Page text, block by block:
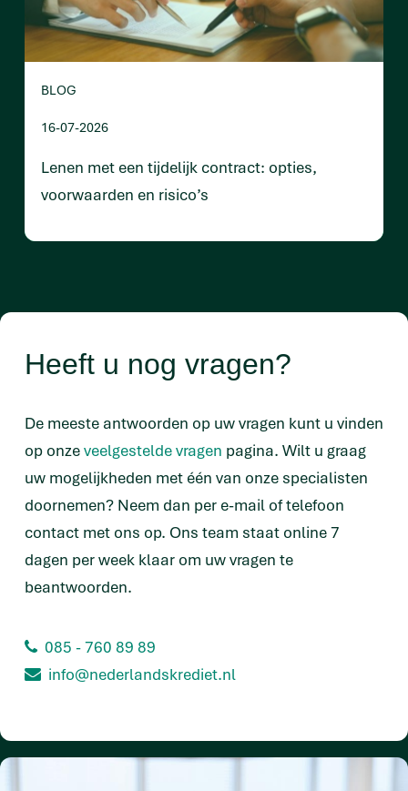
BLOG
16-07-2026
Lenen met een tijdelijk contract: opties,
voorwaarden en risico’s
Heeft u nog vragen?
De meeste antwoorden op uw vragen kunt u vinden
op onzeveelgestelde vragen pagina. Wilt u graag
uw mogelijkheden met één van onze specialisten
doornemen? Neem dan per e-mail of telefoon
contact met ons op. Ons team staat online 7
dagen per week klaar om uw vragen te
beantwoorden.
085 - 760 89 89
info@nederlandskrediet.nl